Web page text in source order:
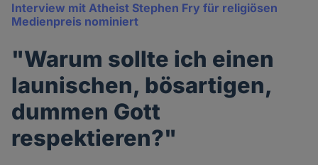
Interview mit Atheist Stephen Fry für religiösen
Medienpreis nominiert
"Warum sollte ich einen
launischen, bösartigen,
dummen Gott
respektieren?"